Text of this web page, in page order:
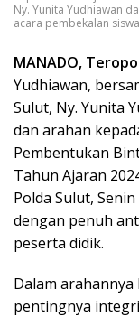
Ny. Yunita Yudhiawan
acara pembekalan
MANADO,
Yudhiawan,
Sulut, Ny. Yunita
dan arahan
Pembentukan
Tahun Ajaran
Polda Sulut,
dengan penuh
peserta didik.
Dalam
pentingnya